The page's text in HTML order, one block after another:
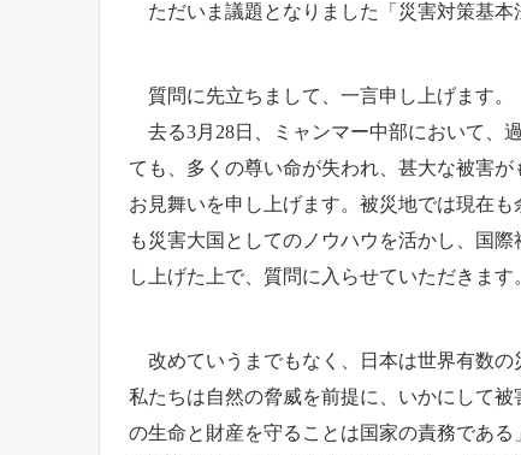
ただいま議題となりました「災害対策基本
質問に先立ちまして、一言申し上げます。
去る3月28日、ミャンマー中部において、
ても、多くの尊い命が失われ、甚大な被害
お見舞いを申し上げます。被災地では現在
も災害大国としてのノウハウを活かし、国
し上げた上で、質問に入らせていただきます
改めていうまでもなく、日本は世界有数の
私たちは自然の脅威を前提に、いかにして
の生命と財産を守ることは国家の責務であ